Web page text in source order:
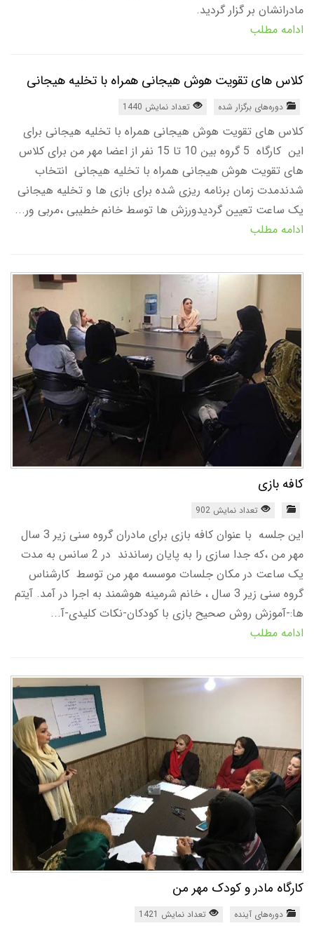
مادرانشان بر گزار گردید.
ادامه مطلب
کلاس های تقویت هوش هیجانی همراه با تخلیه هیجانی
دوره‌های برگزار شده تعداد نمایش 1440
کلاس های تقویت هوش هیجانی همراه با تخلیه هیجانی برای
این کارگاه 5 گروه بین 10 تا 15 نفر از اعضا مهر من برای کلاس
های تقویت هوش هیجانی همراه با تخلیه هیجانی انتخاب
شدندمدت زمان برنامه ریزی شده برای بازی ها و تخلیه هیجانی
یک ساعت تعیین گردیدورزش ها توسط خانم خطیبی ،مربی ور...
ادامه مطلب
کافه بازی
تعداد نمایش 902
این جلسه با عنوان کافه بازی برای مادران گروه سنی زیر 3 سال
مهر من ،که جدا سازی را به پایان رساندند در 2 سانس به مدت
یک ساعت در مکان جلسات موسسه مهر من توسط کارشناس
گروه سنی زیر 3 سال ، خانم شرمینه هوشمند به اجرا در آمد. آیتم
ها:-آموزش روش صحیح بازی با کودکان-نکات کلیدی-آ...
ادامه مطلب
کارگاه مادر و کودک مهر من
دوره‌های آینده تعداد نمایش 1421